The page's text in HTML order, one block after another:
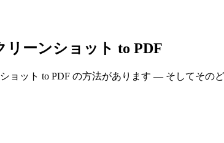
リーンショット to PDF
ョット to PDF の方法があります — そしてそ